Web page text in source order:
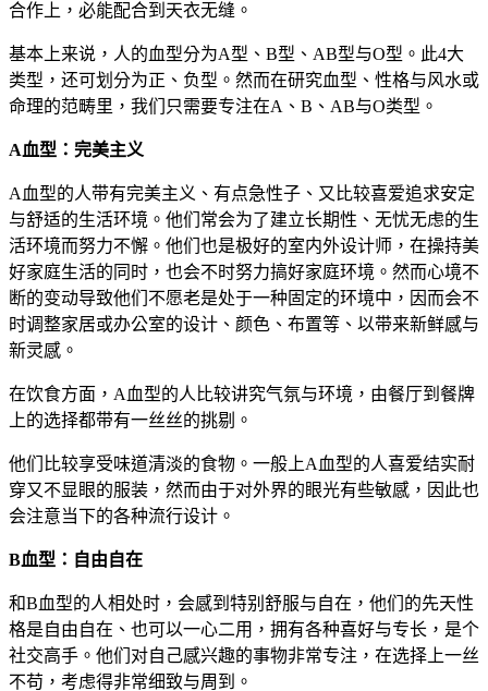
合作上，必能配合到天衣无缝。
基本上来说，人的血型分为A型、B型、AB型与O型。此4大
类型，还可划分为正、负型。然而在研究血型、性格与风水或
命理的范畴里，我们只需要专注在A、B、AB与O类型。
A血型：完美主义
A血型的人带有完美主义、有点急性子、又比较喜爱追求安定
与舒适的生活环境。他们常会为了建立长期性、无忧无虑的生
活环境而努力不懈。他们也是极好的室内外设计师，在操持美
好家庭生活的同时，也会不时努力搞好家庭环境。然而心境不
断的变动导致他们不愿老是处于一种固定的环境中，因而会不
时调整家居或办公室的设计、颜色、布置等、以带来新鲜感与
新灵感。
在饮食方面，A血型的人比较讲究气氛与环境，由餐厅到餐牌
上的选择都带有一丝丝的挑剔。
他们比较享受味道清淡的食物。一般上A血型的人喜爱结实耐
穿又不显眼的服装，然而由于对外界的眼光有些敏感，因此也
会注意当下的各种流行设计。
B血型：自由自在
和B血型的人相处时，会感到特别舒服与自在，他们的先天性
格是自由自在、也可以一心二用，拥有各种喜好与专长，是个
社交高手。他们对自己感兴趣的事物非常专注，在选择上一丝
不苟，考虑得非常细致与周到。